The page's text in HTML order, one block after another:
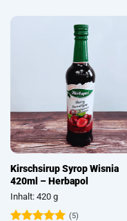
Kirschsirup Syrop Wisnia
420ml – Herbapol
Inhalt: 420 g
(5)